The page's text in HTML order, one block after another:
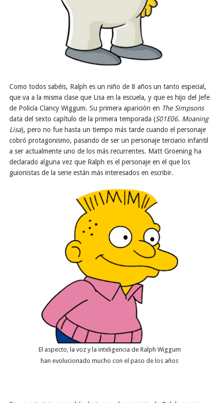
Como todos sabéis, Ralph es un niño de 8 años un tanto especial,
que va a la misma clase que Lisa en la escuela, y que es hijo del Jefe
de Policía Clancy Wiggum. Su primera aparición en The Simpsons
data del sexto capítulo de la primera temporada (S01E06. Moaning
Lisa), pero no fue hasta un tiempo más tarde cuando el personaje
cobró protagonismo, pasando de ser un personaje terciario infantil
a ser actualmente uno de los más recurrentes. Matt Groening ha
declarado alguna vez que Ralph es el personaje en el que los
guionistas de la serie están más interesados en escribir.
El aspecto, la voz y la inteligencia de Ralph Wiggum
han evolucionado mucho con el paso de los años